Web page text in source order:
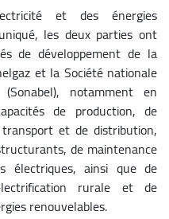
et des énergies
les deux parties ont
de développement de la
et la Société nationale
notamment en
de production, de
et de distribution,
de maintenance
électriques, ainsi que de
rurale et de
renouvelables.